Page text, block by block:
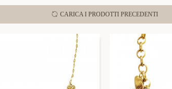
CARICA I PRODOTTI PRECEDENTI